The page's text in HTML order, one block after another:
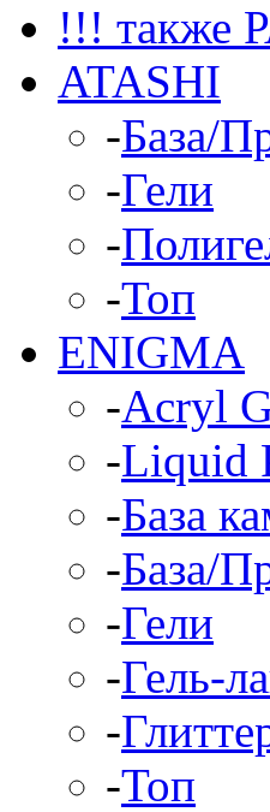
!!! также
ATASHI
-База/
-Гели
-
-Топ
ENIGMA
-Acryl
-Liquid
-База
-База/
-Гели
-Гель-
-
-Топ